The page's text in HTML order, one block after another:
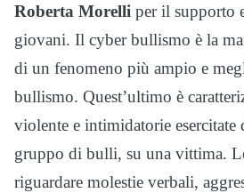
Roberta Morelli per il supporto
giovani. Il cyber bullismo è la
di un fenomeno più ampio e
bullismo. Quest’ultimo è
violente e intimidatorie
gruppo di bulli, su una vittima.
riguardare molestie verbali,